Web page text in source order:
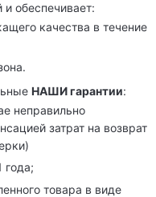
обеспечивает:
качества в течение
НАШИ гарантии:
неправильно
затрат на возврат
года;
товара в виде